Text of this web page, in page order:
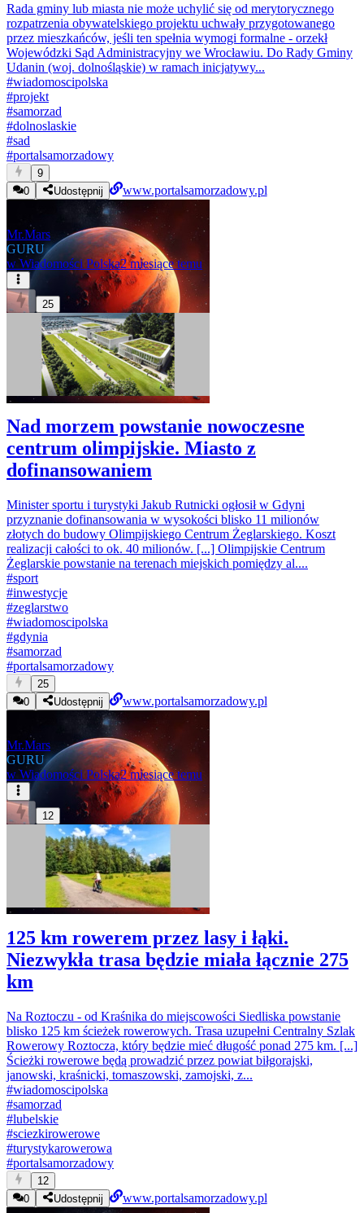
Rada gminy lub miasta nie może uchylić się od merytorycznego
rozpatrzenia obywatelskiego projektu uchwały przygotowanego
przez mieszkańców, jeśli ten spełnia wymogi formalne - orzekł
Wojewódzki Sąd Administracyjny we Wrocławiu. Do Rady Gminy
Udanin (woj. dolnośląskie) w ramach inicjatywy...
#wiadomoscipolska
#projekt
#samorzad
#dolnoslaskie
#sad
#portalsamorzadowy
9
0
Udostępnij www.portalsamorzadowy.pl
Mr.Mars
GURU
w Wiadomości Polska2 miesiące temu
25
Nad morzem powstanie nowoczesne
centrum olimpijskie. Miasto z
dofinansowaniem
Minister sportu i turystyki Jakub Rutnicki ogłosił w Gdyni
przyznanie dofinansowania w wysokości blisko 11 milionów
złotych do budowy Olimpijskiego Centrum Żeglarskiego. Koszt
realizacji całości to ok. 40 milionów. [...] Olimpijskie Centrum
Żeglarskie powstanie na terenach miejskich pomiędzy al....
#sport
#inwestycje
#zeglarstwo
#wiadomoscipolska
#gdynia
#samorzad
#portalsamorzadowy
25
0
Udostępnij www.portalsamorzadowy.pl
Mr.Mars
GURU
w Wiadomości Polska2 miesiące temu
12
125 km rowerem przez lasy i łąki.
Niezwykła trasa będzie miała łącznie 275
km
Na Roztoczu - od Kraśnika do miejscowości Siedliska powstanie
blisko 125 km ścieżek rowerowych. Trasa uzupełni Centralny Szlak
Rowerowy Roztocza, który będzie mieć długość ponad 275 km. [...]
Ścieżki rowerowe będą prowadzić przez powiat biłgorajski,
janowski, kraśnicki, tomaszowski, zamojski, z...
#wiadomoscipolska
#samorzad
#lubelskie
#sciezkirowerowe
#turystykarowerowa
#portalsamorzadowy
12
0
Udostępnij www.portalsamorzadowy.pl